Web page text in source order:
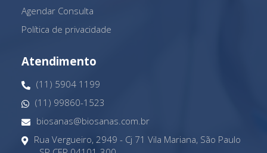
Agendar Consulta
Política de privacidade
Atendimento
(11) 5904 1199
(11) 99860-1523
biosanas@biosanas.com.br
Rua Vergueiro, 2949 - Cj 71 Vila Mariana, São Paulo